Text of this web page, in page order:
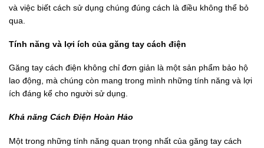
và việc biết cách sử dụng chúng đúng cách là điều không thể bỏ
qua.
Tính năng và lợi ích của găng tay cách điện
Găng tay cách điện không chỉ đơn giản là một sản phẩm bảo hộ
lao động, mà chúng còn mang trong mình những tính năng và lợi
ích đáng kể cho người sử dụng.
Khả năng Cách Điện Hoàn Hảo
Một trong những tính năng quan trọng nhất của găng tay cách